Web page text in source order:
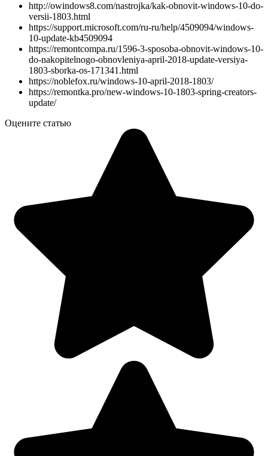
http://owindows8.com/nastrojka/kak-obnovit-windows-10-do-
versii-1803.html
https://support.microsoft.com/ru-ru/help/4509094/windows-
10-update-kb4509094
https://remontcompa.ru/1596-3-sposoba-obnovit-windows-10-
do-nakopitelnogo-obnovleniya-april-2018-update-versiya-
1803-sborka-os-171341.html
https://noblefox.ru/windows-10-april-2018-1803/
https://remontka.pro/new-windows-10-1803-spring-creators-
update/
Оцените статью